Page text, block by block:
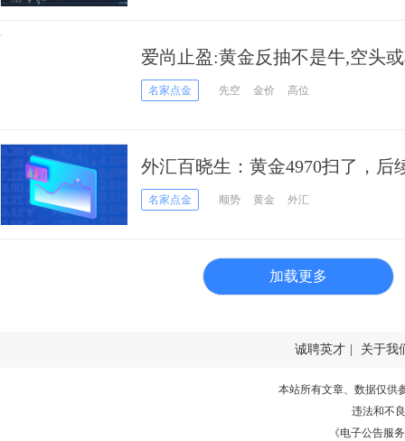
爱尚止盈:黄金反抽不是牛,空头
名家点金 先空 金价 高位
外汇百晓生：黄金4970扫了，后
名家点金 顺势 黄金 外汇
加载更多
诚聘英才 关于我
本站所有文章、数据仅供
违法和不
《电子公告服务